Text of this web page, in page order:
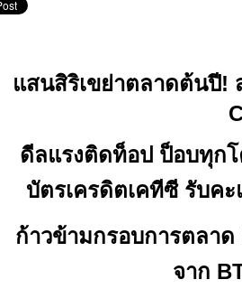
แสนสิริเขย่าตลาดต้นปี!
ดีลแรงติดท็อป ป็อบทุก
บัตรเครดิตเคทีซี รับค
ก้าวข้ามกรอบการตลาด
จาก